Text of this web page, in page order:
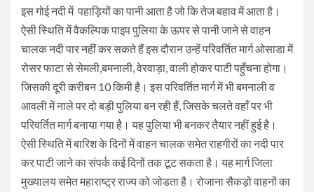
इस गोई नदी में पहाड़ियों का पानी आता है जो कि तेज बहाव में आता है।
ऐसी स्थिति में वैकल्पिक पाइप पुलिया के ऊपर से पानी जाने से वाहन
चालक नदी पार नहीं कर सकते हैं इस दौरान उन्हें परिवर्तित मार्ग ओसाडा में
रोसर फाटा से सेमली,बमनाली, वेरवाड़ा, वाली होकर पाटी पहुँचना होगा।
जिसकी दूरी करीबन 10 किमी है। इस परिवर्तित मार्ग में भी बमनाली व
आवली में नाले पर दो बड़ी पुलिया बन रही हैं, जिसके चलते वहाँ पर भी
परिवर्तित मार्ग बनाया गया है। यह पुलिया भी बनकर तैयार नहीं हुई है।
ऐसी स्थिति में बारिश के दिनों में वाहन चालक समेत राहगीरों का नदी पार
कर पाटी जाने का संपर्क कई दिनों तक टूट सकता है। यह मार्ग जिला
मुख्यालय समेत महाराष्ट्र राज्य को जोडता है। रोजाना सैकड़ो वाहनों का